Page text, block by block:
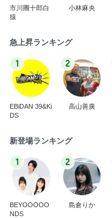
市川團十郎白
猿
小林麻央
急上昇ランキング
1
EBiDAN 39&Ki
DS
2
高山善廣
新登場ランキング
1
BEYOOOOO
NDS
2
島倉りか